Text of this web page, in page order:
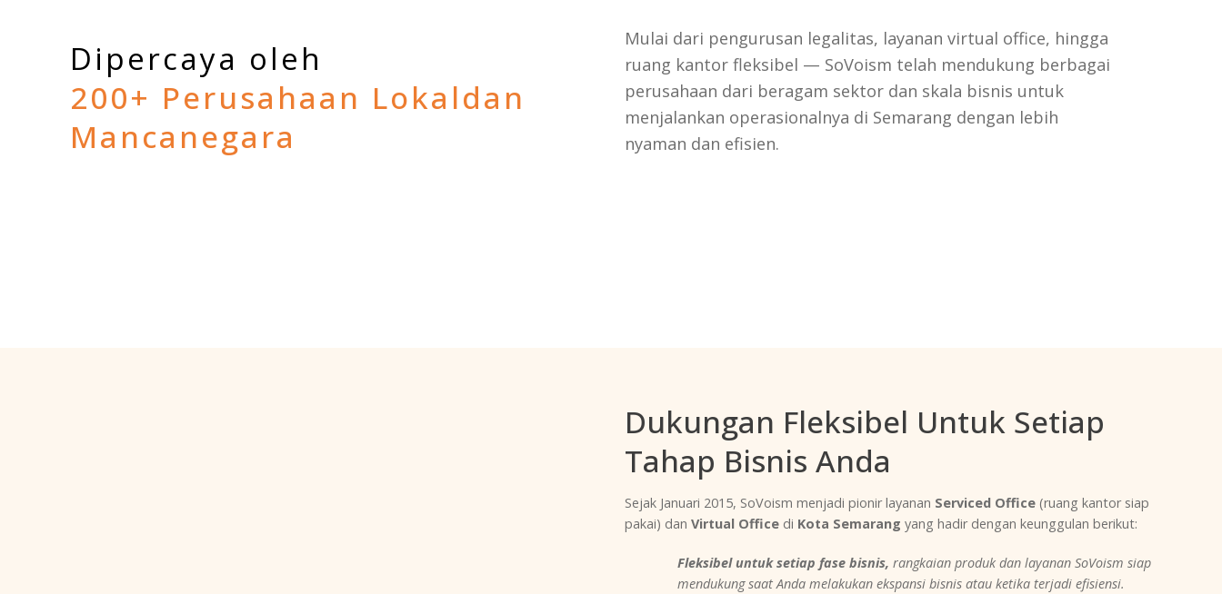
Dipercaya oleh
200+ Perusahaan Lokaldan
Mancanegara
Mulai dari pengurusan legalitas, layanan virtual office, hingga
ruang kantor fleksibel — SoVoism telah mendukung berbagai
perusahaan dari beragam sektor dan skala bisnis untuk
menjalankan operasionalnya di Semarang dengan lebih
nyaman dan efisien.
Dukungan Fleksibel Untuk Setiap
Tahap Bisnis Anda
Sejak Januari 2015, SoVoism menjadi pionir layanan Serviced Office (ruang kantor siap
pakai) dan Virtual Office di Kota Semarang yang hadir dengan keunggulan berikut:
Fleksibel untuk setiap fase bisnis, rangkaian produk dan layanan SoVoism siap
mendukung saat Anda melakukan ekspansi bisnis atau ketika terjadi efisiensi.